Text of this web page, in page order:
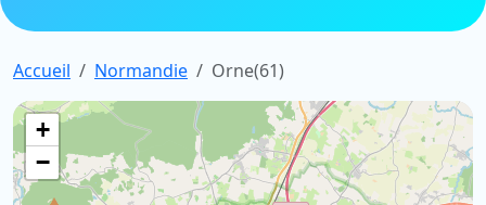
Accueil Normandie Orne(61)
+
−